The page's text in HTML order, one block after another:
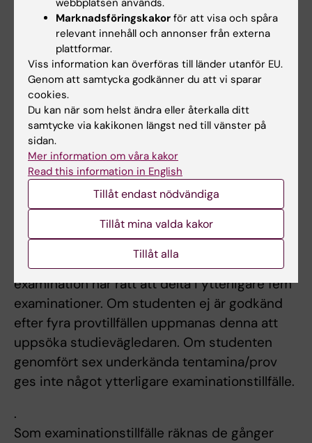
i obligatoriska moment.
Examinatorn bedömer om och i så fall hur
frånvaro från obligatoriska utbildningsinslag
kan tas igen. Innan studenten deltagit i de
obligatoriska utbildningsinslagen eller tagit
igen frånvaro i enlighet med examinators
anvisningar kan inte studieresultaten
slutrapporteras. Frånvaro från ett obligatoriskt
utbildningsinslag kan innebära att den
studerande inte kan ta igen tillfället förrän
nästa gång kursen ges.
Begränsning av antal provtillfällen
Student som ej är godkänd efter ordinarie
examination har rätt att delta i ytterligare fem
examinationer. Om studenten ej är godkänd
efter fyra provtillfällen uppmanas denna att
uppsöka studievägledaren. Om studenten
genomfört sex underkända tentamina/prov
ges inte något ytterligare examinationstillfälle.
.
Som examinationstillfälle räknas de gånger
webbplatsen används.
Marknadsföringskakor för att visa och spåra
relevant innehåll och annonser från externa
plattformar.
Viss information kan överföras till länder utanför EU.
Genom att samtycka godkänner du att vi sparar
cookies.
Du kan när som helst ändra eller återkalla ditt
samtycke via kakikonen längst ned till vänster på
sidan.
Mer information om våra kakor
Read this information in English
Tillåt endast nödvändiga
Tillåt mina valda kakor
Tillåt alla